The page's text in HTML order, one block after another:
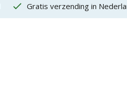
Gratis verzending in